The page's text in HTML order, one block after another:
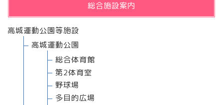
総合施設案内
高城運動公園等施設
高城運動公園
総合体育館
第2体育室
野球場
多目的広場